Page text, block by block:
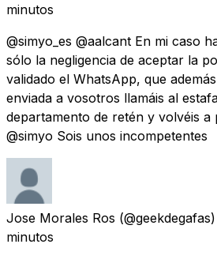
minutos
@simyo_es @aalcant En mi caso
sólo la negligencia de aceptar la
validado el WhatsApp, que
enviada a vosotros llamáis al
departamento de retén y volvéis a
@simyo Sois unos incompetentes
Jose Morales Ros
minutos